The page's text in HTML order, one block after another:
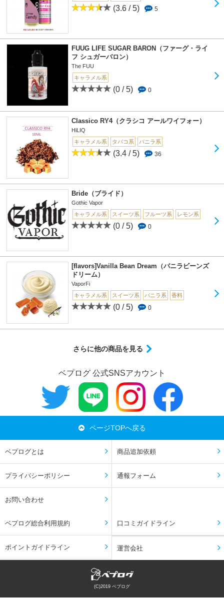
(3.6 / 5) 5
FUUG LIFE SUGAR BARON（ファーグ・ライ
フ シュガーバロン）
The FUU
キャラメル系
(0 / 5) 0
Classico RY4（クラシコ アールワイフォー）
HiLIQ
キャラメル系
タバコ系 バニラ系
(3.4 / 5) 36
Bride（ブライド）
Gothic Vapor
キャラメル系
スイーツ系 フルーツ系 レモン系
(0 / 5) 0
[flavors]Vanilla Bean Dream（バニラビーンズ
ドリーム）
VaporFi
キャラメル系
スイーツ系 バニラ系 香料
(0 / 5) 0
さらに他の商品を見る
ベプログ 公式SNSアカウント
ページTOPへ戻る
ベプログとは 商品追加依頼
プライバシーポリシー 通報フォーム
お問い合わせ
ベプログ総合利用規約 口コミガイドライン
ポイントガイドライン 運営会社
(C)2019 ベプログ